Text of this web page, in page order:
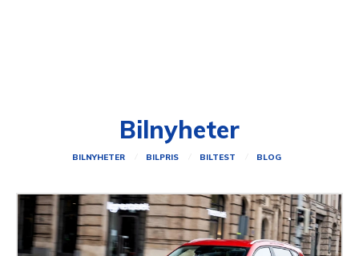
Bilnyheter
BILNYHETER BILPRIS BILTEST BLOG